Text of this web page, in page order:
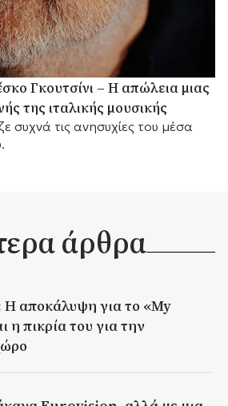
Γκουτσίνι – Η απώλεια μιας
της ιταλικής μουσικής
συχνά τις ανησυχίες του μέσα
άρθρα
αποκάλυψη για το «My
πικρία του για την